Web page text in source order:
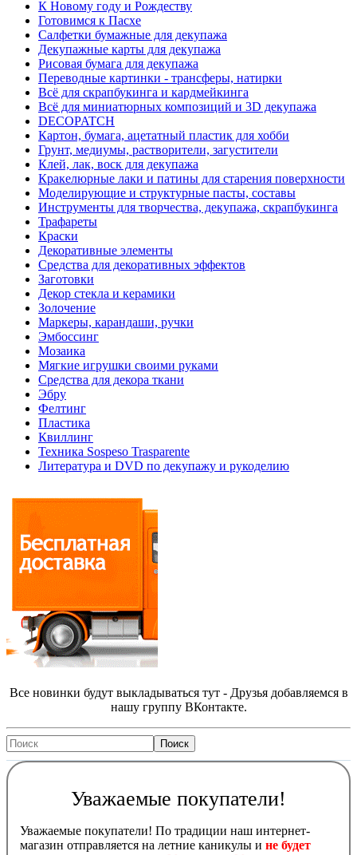
К Новому году и Рождеству
Готовимся к Пасхе
Салфетки бумажные для декупажа
Декупажные карты для декупажа
Рисовая бумага для декупажа
Переводные картинки - трансферы, натирки
Всё для скрапбукинга и кардмейкинга
Всё для миниатюрных композиций и 3D декупажа
DECOPATCH
Картон, бумага, ацетатный пластик для хобби
Грунт, медиумы, растворители, загустители
Клей, лак, воск для декупажа
Кракелюрные лаки и патины для старения поверхности
Моделирующие и структурные пасты, составы
Инструменты для творчества, декупажа, скрапбукинга
Трафареты
Краски
Декоративные элементы
Средства для декоративных эффектов
Заготовки
Декор стекла и керамики
Золочение
Маркеры, карандаши, ручки
Эмбоссинг
Мозаика
Мягкие игрушки своими руками
Средства для декора ткани
Эбру
Фелтинг
Пластика
Квиллинг
Техника Sospeso Trasparente
Литература и DVD по декупажу и рукоделию
Все новинки будут выкладываться тут - Друзья добавляемся в
нашу группу ВКонтакте.
Уважаемые покупатели!
Уважаемые покупатели! По традиции наш интернет-
магазин отправляется на летние каникулы и не будет